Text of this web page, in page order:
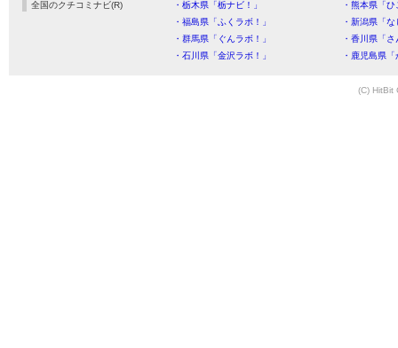
全国のクチコミナビ(R) ・栃木県「栃ナビ！」
・熊本県「
・福島県「ふくラボ！」
・新潟県「
・群馬県「ぐんラボ！」
・香川県「
・石川県「金沢ラボ！」
・鹿児島県
(C) HitBit